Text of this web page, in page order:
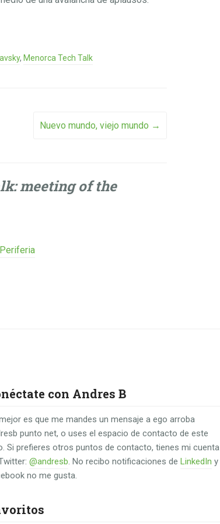
, Menorca Tech Talk
Nuevo mundo, viejo mundo →
meeting of the
con Andres B
es que me mandes un mensaje a ego arroba
punto net, o uses el espacio de contacto de este
Si prefieres otros puntos de contacto, tienes mi cuenta
@andresb. No recibo notificaciones deLinkedIn y
no me gusta.